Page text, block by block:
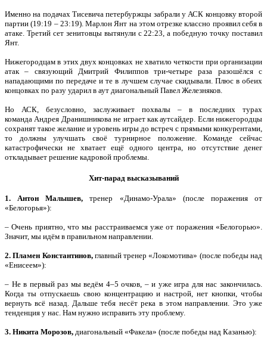
Именно на подачах Тисевича петербуржцы забрали у АСК концовку второй
партии (19:19 – 23:19). Марлон Янт на этом отрезке классно проявил себя в
атаке. Третий сет зенитовцы вытянули с 22:23, а победную точку поставил
Янт.
Нижегородцам в этих двух концовках не хватило четкости при организации
атак – связующий Дмитрий Филиппов три-четыре раза разошёлся с
нападающими по передаче и те в лучшем случае скидывали. Плюс в обеих
концовках по разу ударил в аут диагональный Павел Железняков.
Но АСК, безусловно, заслуживает похвалы – в последних турах
команда Андрея Дранишникова не играет как аутсайдер. Если нижегородцы
сохранят такое желание и уровень игры до встреч с прямыми конкурентами,
то должны улучшать своё турнирное положение. Команде сейчас
катастрофически не хватает ещё одного центра, но отсутствие денег
откладывает решение кадровой проблемы.
Хит-парад высказываний
1. Антон Малышев, тренер «Динамо-Урала» (после поражения от
«Белогорья»):
– Очень приятно, что мы расстраиваемся уже от поражения «Белогорью».
Значит, мы идём в правильном направлении.
2. Пламен Константинов, главный тренер «Локомотива» (после победы над
«Енисеем»):
– Не в первый раз мы ведём 4–5 очков, – и уже игра для нас закончилась.
Когда ты отпускаешь свою концентрацию и настрой, нет кнопки, чтобы
вернуть всё назад. Дальше тебя несёт река в этом направлении. Это уже
тенденция у нас. Нам нужно исправить эту проблему.
3. Никита Морозов, диагональный «Факела» (после победы над Казанью):